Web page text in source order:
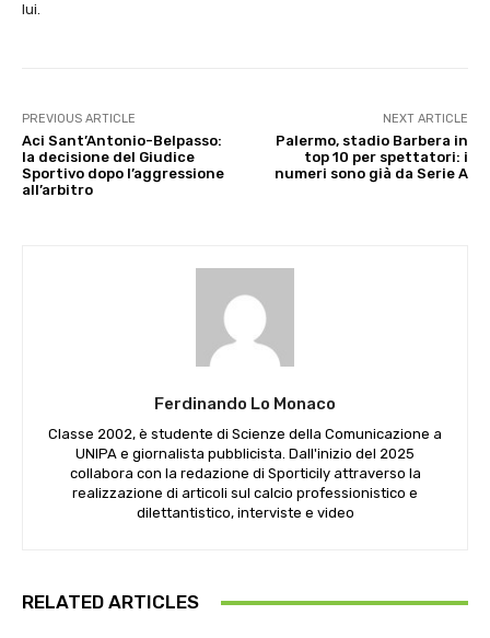
lui.
PREVIOUS ARTICLE
Aci Sant’Antonio-Belpasso:
la decisione del Giudice
Sportivo dopo l’aggressione
all’arbitro
NEXT ARTICLE
Palermo, stadio Barbera in
top 10 per spettatori: i
numeri sono già da Serie A
Ferdinando Lo Monaco
Classe 2002, è studente di Scienze della Comunicazione a
UNIPA e giornalista pubblicista. Dall'inizio del 2025
collabora con la redazione di Sporticily attraverso la
realizzazione di articoli sul calcio professionistico e
dilettantistico, interviste e video
RELATED ARTICLES